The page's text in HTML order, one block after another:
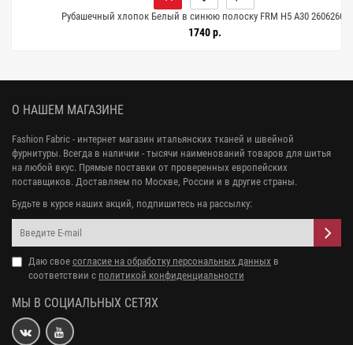
Рубашечный хлопок Белый в синюю полоску FRM H5 A30 26062606
1740 р.
О НАШЕМ МАГАЗИНЕ
Fashion Fabric - интернет магазин итальянских тканей и швейной
фурнитуры. Всегда в наличии - тысячи наименований товаров для шитья
на любой вкус. Прямые поставки от проверенных европейских
поставщиков. Доставляем по Москве, России и в другие страны.
Будьте в курсе наших акций, подпишитесь на рассылку:
Даю свое согласие на обработку персональных данных в
соответствии с политикой конфиденциальности
МЫ В СОЦИАЛЬНЫХ СЕТЯХ